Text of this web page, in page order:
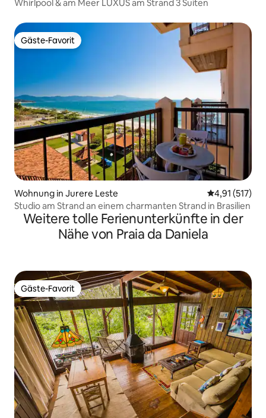
Whirlpool & am Meer LUXUS am Strand 3 Suiten
Gäste-Favorit
Gäste-Favorit
Wohnung in Jurere Leste
4,91 (517)
Studio am Strand an einem charmanten Strand in Brasilien
Weitere tolle Ferienunterkünfte in der
Nähe von Praia da Daniela
Gäste-Favorit
Gäste-Favorit